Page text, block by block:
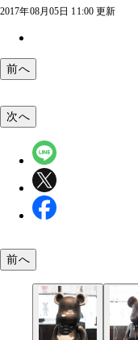
2017年08月05日 11:00 更新
前へ
次へ
前へ